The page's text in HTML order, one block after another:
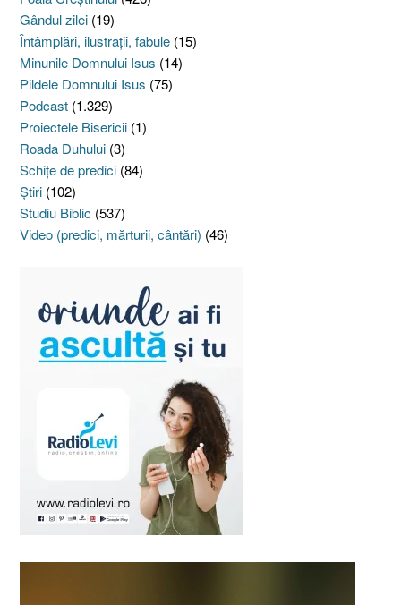
Gândul zilei (19)
Întâmplări, ilustraţii, fabule (15)
Minunile Domnului Isus (14)
Pildele Domnului Isus (75)
Podcast (1.329)
Proiectele Bisericii (1)
Roada Duhului (3)
Schiţe de predici (84)
Ştiri (102)
Studiu Biblic (537)
Video (predici, mărturii, cântări) (46)